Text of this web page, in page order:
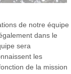
de notre équipe
dans le
sera
les
de la mission